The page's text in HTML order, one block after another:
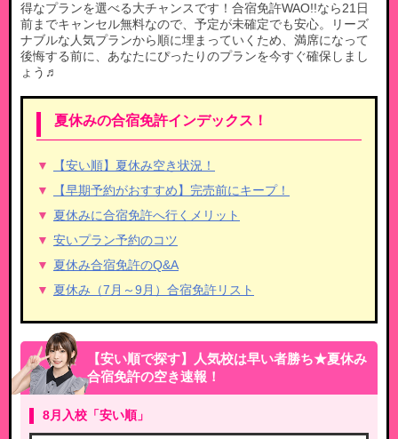
得なプランを選べる大チャンスです！合宿免許WAO!!なら21日
前までキャンセル無料なので、予定が未確定でも安心。リーズ
ナブルな人気プランから順に埋まっていくため、満席になって
後悔する前に、あなたにぴったりのプランを今すぐ確保しまし
ょう♬
夏休みの合宿免許インデックス！
【安い順】夏休み空き状況！
【早期予約がおすすめ】完売前にキープ！
夏休みに合宿免許へ行くメリット
安いプラン予約のコツ
夏休み合宿免許のQ&A
夏休み（7月～9月）合宿免許リスト
【安い順で探す】人気校は早い者勝ち★夏休み
合宿免許の空き速報！
8月入校「安い順」